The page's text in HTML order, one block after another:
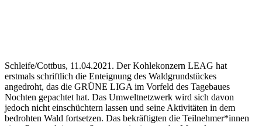
Schleife/Cottbus, 11.04.2021. Der Kohlekonzern LEAG hat
erstmals schriftlich die Enteignung des Waldgrundstückes
angedroht, das die GRÜNE LIGA im Vorfeld des Tagebaues
Nochten gepachtet hat. Das Umweltnetzwerk wird sich davon
jedoch nicht einschüchtern lassen und seine Aktivitäten in dem
bedrohten Wald fortsetzen. Das bekräftigten die Teilnehmer*innen